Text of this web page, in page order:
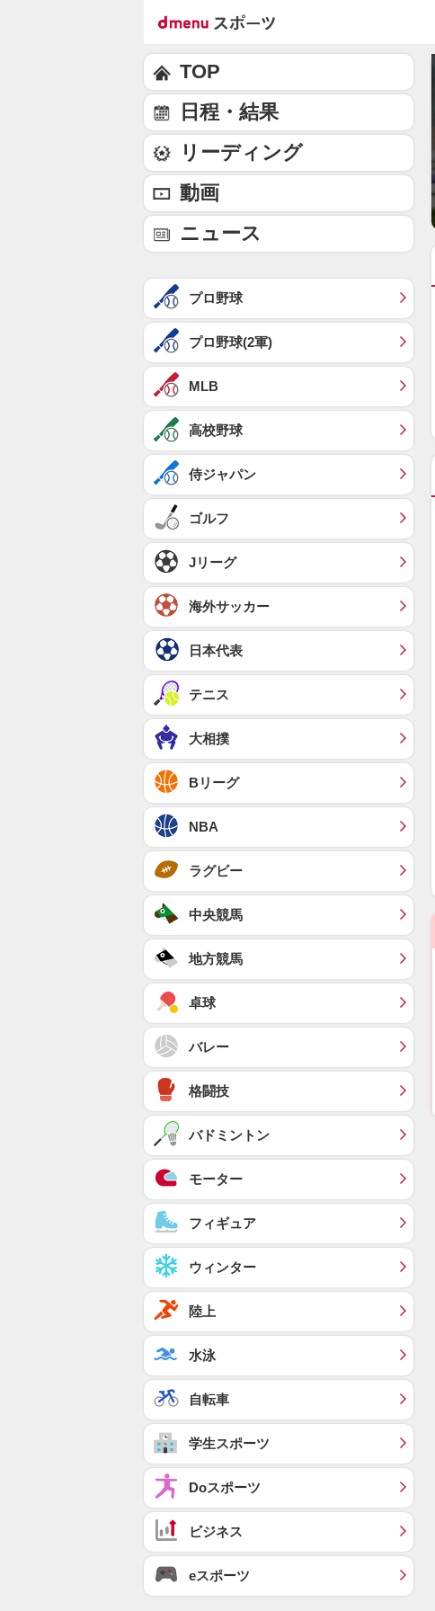
TOP
日程・結果
リーディング
動画
ニュース
プロ野球
プロ野球(2軍)
MLB
高校野球
侍ジャパン
ゴルフ
Jリーグ
海外サッカー
日本代表
テニス
大相撲
Bリーグ
NBA
ラグビー
中央競馬
地方競馬
卓球
バレー
格闘技
バドミントン
モーター
フィギュア
ウィンター
陸上
水泳
自転車
学生スポーツ
Doスポーツ
ビジネス
eスポーツ